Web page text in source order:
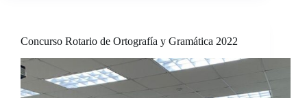
Concurso Rotario de Ortografía y Gramática 2022